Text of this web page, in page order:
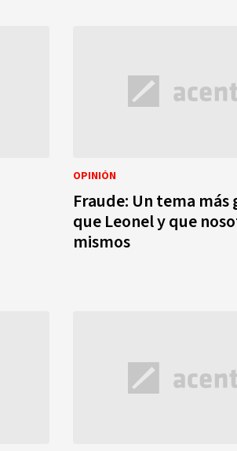
OPINIÓN
Fraude: Un tema más
que Leonel y que
mismos